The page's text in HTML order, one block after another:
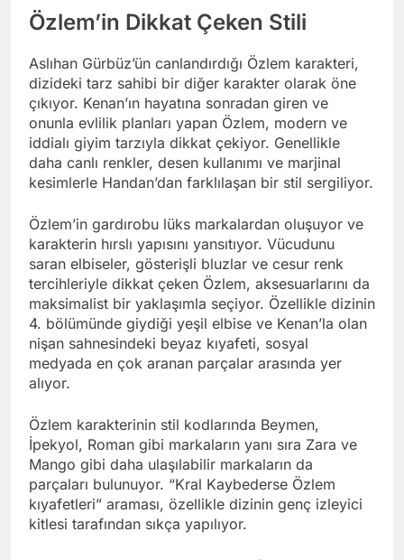
Özlem’in Dikkat Çeken Stili
Aslıhan Gürbüz’ün canlandırdığı Özlem karakteri,
dizideki tarz sahibi bir diğer karakter olarak öne
çıkıyor. Kenan’ın hayatına sonradan giren ve
onunla evlilik planları yapan Özlem, modern ve
iddialı giyim tarzıyla dikkat çekiyor. Genellikle
daha canlı renkler, desen kullanımı ve marjinal
kesimlerle Handan’dan farklılaşan bir stil sergiliyor.
Özlem’in gardırobu lüks markalardan oluşuyor ve
karakterin hırslı yapısını yansıtıyor. Vücudunu
saran elbiseler, gösterişli bluzlar ve cesur renk
tercihleriyle dikkat çeken Özlem, aksesuarlarını da
maksimalist bir yaklaşımla seçiyor. Özellikle dizinin
4. bölümünde giydiği yeşil elbise ve Kenan’la olan
nişan sahnesindeki beyaz kıyafeti, sosyal
medyada en çok aranan parçalar arasında yer
alıyor.
Özlem karakterinin stil kodlarında Beymen,
İpekyol, Roman gibi markaların yanı sıra Zara ve
Mango gibi daha ulaşılabilir markaların da
parçaları bulunuyor. “Kral Kaybederse Özlem
kıyafetleri” araması, özellikle dizinin genç izleyici
kitlesi tarafından sıkça yapılıyor.